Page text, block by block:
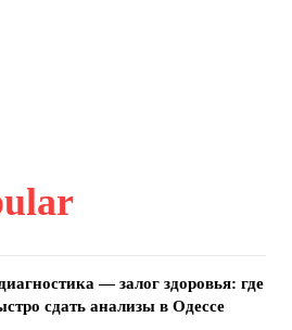
— залог здоровья: где
сдать анализы в Одессе